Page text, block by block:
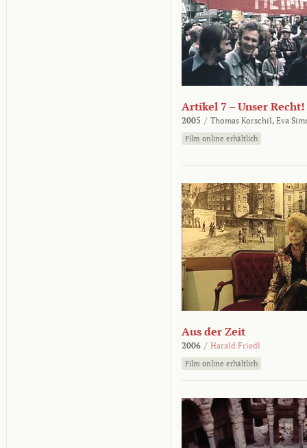
Artikel 7 – Unser Recht!
2005 / Thomas Korschil, Eva
Film online erhältlich
Aus der Zeit
2006 / Harald Friedl
Film online erhältlich